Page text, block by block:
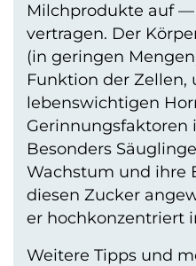
Milchprodukte auf —
vertragen. Der
(in geringen
Funktion der Zellen,
lebenswichtigen
Gerinnungsfaktoren
Besonders
Wachstum und ihre
diesen Zucker
er hochkonzentriert
Weitere Tipps und